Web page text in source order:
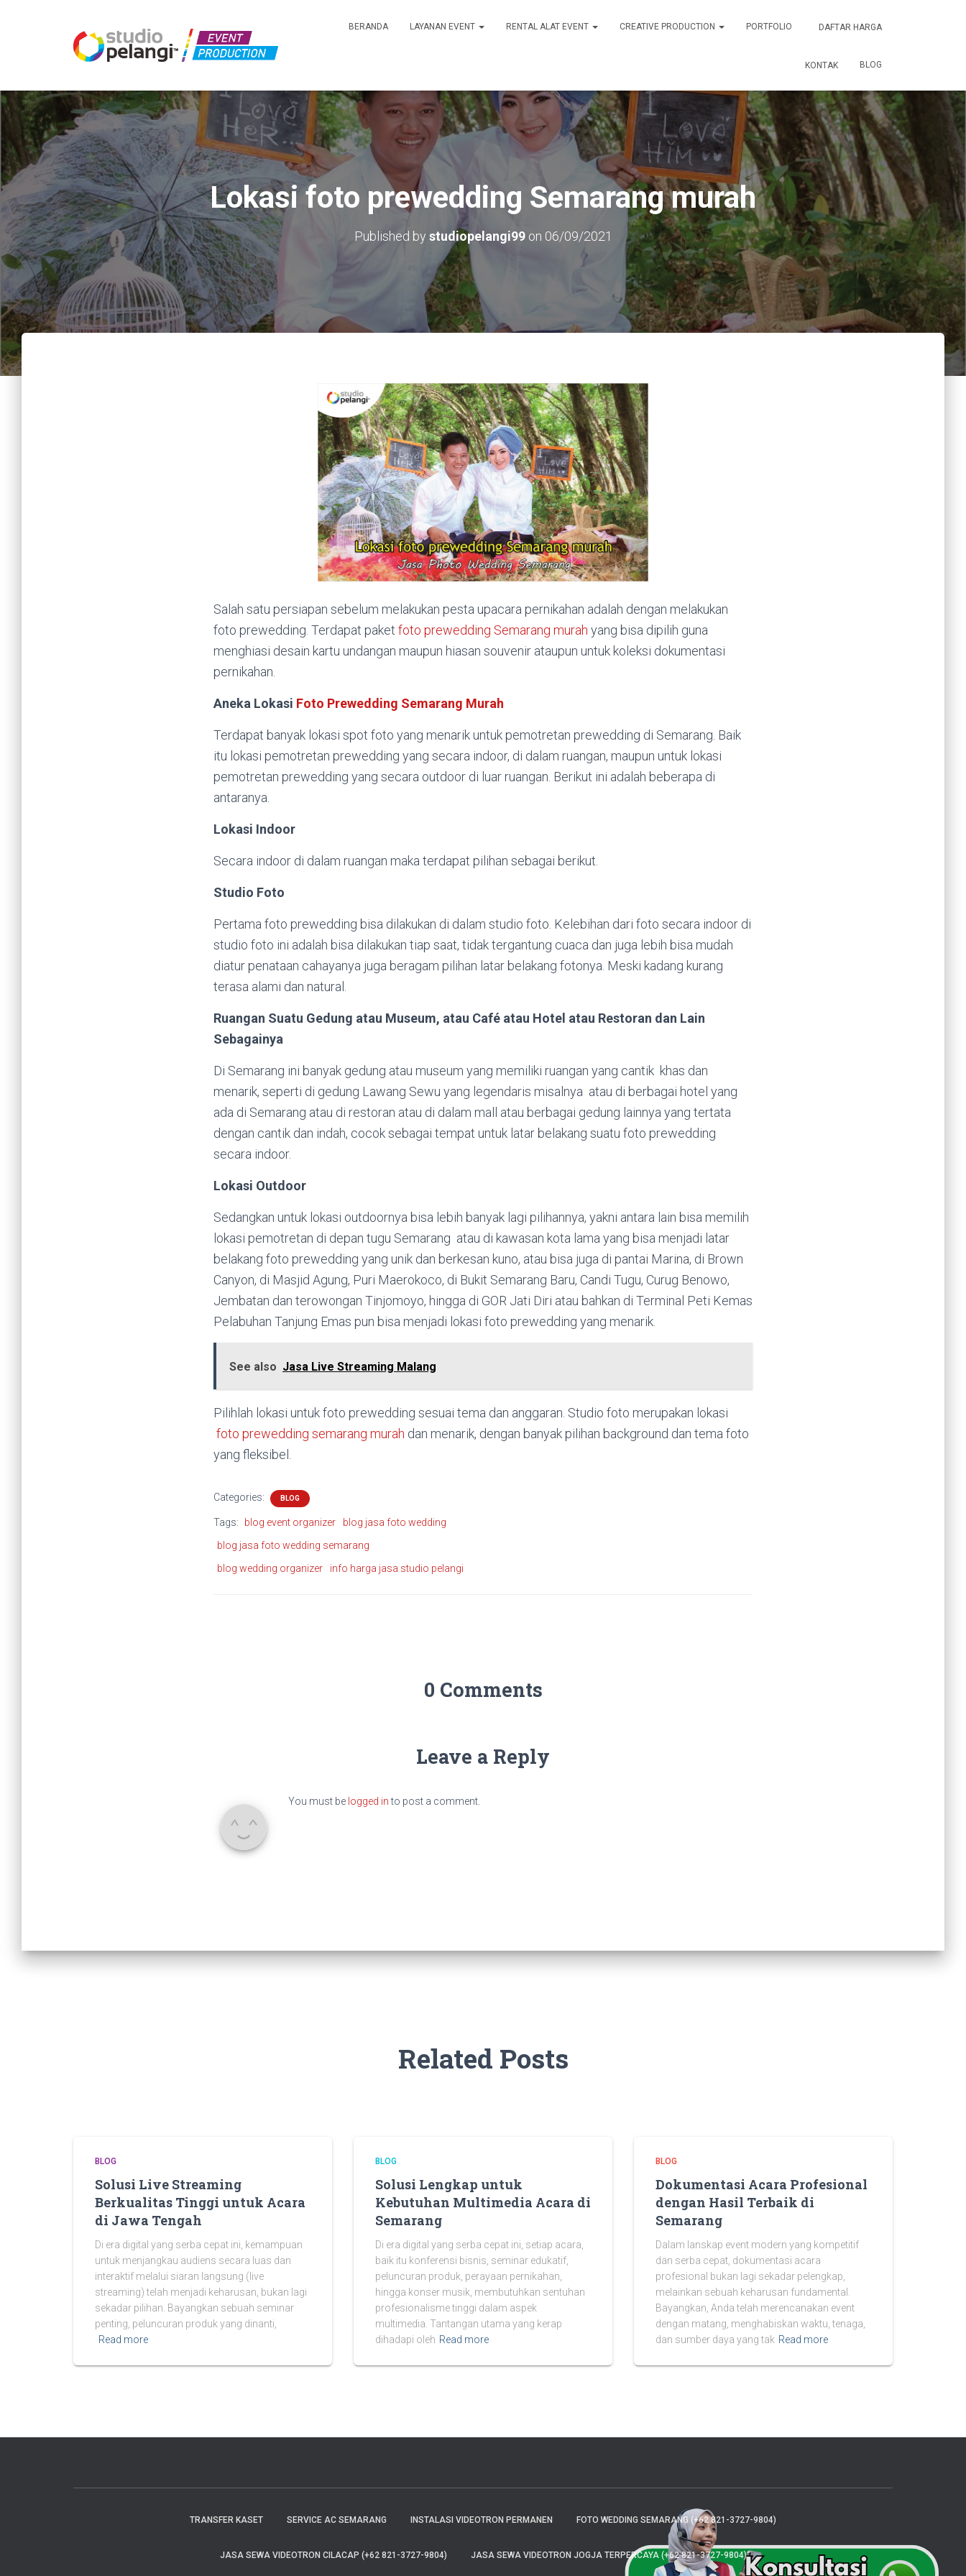
BERANDA LAYANAN EVENT RENTAL ALAT EVENT CREATIVE PRODUCTION PORTFOLIO DAFTAR HARGA
KONTAK BLOG
Lokasi foto prewedding Semarang murah
Published by studiopelangi99on 06/09/2021
Salah satu persiapan sebelum melakukan pesta upacara pernikahan adalah dengan melakukan
foto prewedding. Terdapat paket foto prewedding Semarang murah yang bisa dipilih guna
menghiasi desain kartu undangan maupun hiasan souvenir ataupun untuk koleksi dokumentasi
pernikahan.
Aneka Lokasi Foto Prewedding Semarang Murah
Terdapat banyak lokasi spot foto yang menarik untuk pemotretan prewedding di Semarang. Baik
itu lokasi pemotretan prewedding yang secara indoor, di dalam ruangan, maupun untuk lokasi
pemotretan prewedding yang secara outdoor di luar ruangan. Berikut ini adalah beberapa di
antaranya.
Lokasi Indoor
Secara indoor di dalam ruangan maka terdapat pilihan sebagai berikut.
Studio Foto
Pertama foto prewedding bisa dilakukan di dalam studio foto. Kelebihan dari foto secara indoor di
studio foto ini adalah bisa dilakukan tiap saat, tidak tergantung cuaca dan juga lebih bisa mudah
diatur penataan cahayanya juga beragam pilihan latar belakang fotonya. Meski kadang kurang
terasa alami dan natural.
Ruangan Suatu Gedung atau Museum, atau Café atau Hotel atau Restoran dan Lain
Sebagainya
Di Semarang ini banyak gedung atau museum yang memiliki ruangan yang cantik khas dan
menarik, seperti di gedung Lawang Sewu yang legendaris misalnya atau di berbagai hotel yang
ada di Semarang atau di restoran atau di dalam mall atau berbagai gedung lainnya yang tertata
dengan cantik dan indah, cocok sebagai tempat untuk latar belakang suatu foto prewedding
secara indoor.
Lokasi Outdoor
Sedangkan untuk lokasi outdoornya bisa lebih banyak lagi pilihannya, yakni antara lain bisa memilih
lokasi pemotretan di depan tugu Semarang atau di kawasan kota lama yang bisa menjadi latar
belakang foto prewedding yang unik dan berkesan kuno, atau bisa juga di pantai Marina, di Brown
Canyon, di Masjid Agung, Puri Maerokoco, di Bukit Semarang Baru, Candi Tugu, Curug Benowo,
Jembatan dan terowongan Tinjomoyo, hingga di GOR Jati Diri atau bahkan di Terminal Peti Kemas
Pelabuhan Tanjung Emas pun bisa menjadi lokasi foto prewedding yang menarik.
See also Jasa Live Streaming Malang
Pilihlah lokasi untuk foto prewedding sesuai tema dan anggaran. Studio foto merupakan lokasi
foto prewedding semarang murah dan menarik, dengan banyak pilihan background dan tema foto
yang fleksibel.
Categories: BLOG
Tags: blog event organizer
blog jasa foto wedding
blog jasa foto wedding semarang
blog wedding organizer
info harga jasa studio pelangi
0 Comments
Leave a Reply
You must be logged into post a comment.
Related Posts
BLOG
Solusi Live Streaming
Berkualitas Tinggi untuk Acara
di Jawa Tengah
Di era digital yang serba cepat ini, kemampuan
untuk menjangkau audiens secara luas dan
interaktif melalui siaran langsung (live
streaming) telah menjadi keharusan, bukan lagi
sekadar pilihan. Bayangkan sebuah seminar
penting, peluncuran produk yang dinanti,
Read more
BLOG
Solusi Lengkap untuk
Kebutuhan Multimedia Acara di
Semarang
Di era digital yang serba cepat ini, setiap acara,
baik itu konferensi bisnis, seminar edukatif,
peluncuran produk, perayaan pernikahan,
hingga konser musik, membutuhkan sentuhan
profesionalisme tinggi dalam aspek
multimedia. Tantangan utama yang kerap
dihadapi oleh Read more
BLOG
Dokumentasi Acara Profesional
dengan Hasil Terbaik di
Semarang
Dalam lanskap event modern yang kompetitif
dan serba cepat, dokumentasi acara
profesional bukan lagi sekadar pelengkap,
melainkan sebuah keharusan fundamental.
Bayangkan, Anda telah merencanakan event
dengan matang, menghabiskan waktu, tenaga,
dan sumber daya yang tak Read more
TRANSFER KASET SERVICE AC SEMARANG INSTALASI VIDEOTRON PERMANEN FOTO WEDDING SEMARANG (+62 821-3727-9804)
JASA SEWA VIDEOTRON CILACAP (+62 821-3727-9804) JASA SEWA VIDEOTRON JOGJA TERPERCAYA (+62 821-3727-9804)